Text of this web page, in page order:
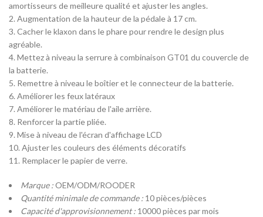
amortisseurs de meilleure qualité et ajuster les angles.
2. Augmentation de la hauteur de la pédale à 17 cm.
3. Cacher le klaxon dans le phare pour rendre le design plus
agréable.
4. Mettez à niveau la serrure à combinaison GT01 du couvercle de
la batterie.
5. Remettre à niveau le boîtier et le connecteur de la batterie.
6. Améliorer les feux latéraux
7. Améliorer le matériau de l'aile arrière.
8. Renforcer la partie pliée.
9. Mise à niveau de l'écran d'affichage LCD
10. Ajuster les couleurs des éléments décoratifs
11. Remplacer le papier de verre.
Marque :OEM/ODM/ROODER
Quantité minimale de commande : 10 pièces/pièces
Capacité d'approvisionnement : 10000 pièces par mois